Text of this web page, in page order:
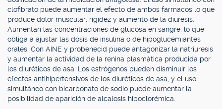
clofibrato puede aumentar el efecto de ambos fármacos lo que
produce dolor muscular, rigidez y aumento de la diuresis.
Aumentan las concentraciones de glucosa en sangre, lo que
obliga a ajustar las dosis de insulina o de hipoglucemiantes
orales. Con AINE y probenecid puede antagonizar la natriuresis
y aumentar la actividad de la renina plasmática producida por
los diuréticos de asa. Los estrógenos pueden disminuir los
efectos antihipertensivos de los diuréticos de asa, y el uso
simultáneo con bicarbonato de sodio puede aumentar la
posibilidad de aparición de alcalosis hipoclorémica.